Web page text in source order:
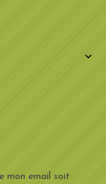

mon email soit